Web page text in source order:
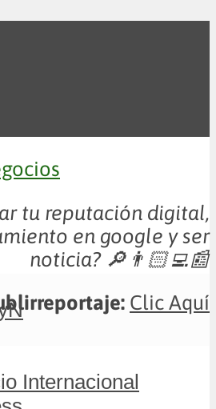
tu reputación digital,
en google y ser
noticia? 🔎👨🏻‍💻📰
Clic Aquí
Internacional